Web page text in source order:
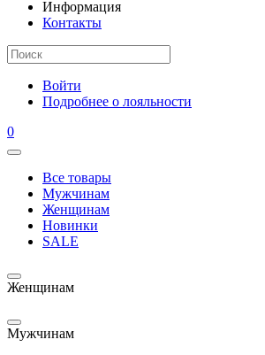
Информация
Контакты
Войти
Подробнее о лояльности
0
Все товары
Мужчинам
Женщинам
Новинки
SALE
Женщинам
Мужчинам